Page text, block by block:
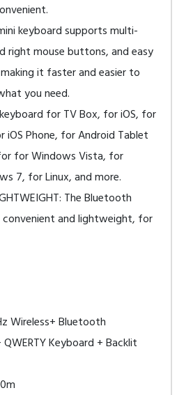
keyboard supports multi-
right mouse buttons, and easy
it faster and easier to
you need.
keyboard for TV Box, for iOS, for
Phone, for Android Tablet
for Windows Vista, for
7, for Linux, and more.
The Bluetooth
convenient and lightweight, for
Wireless+ Bluetooth
Keyboard + Backlit